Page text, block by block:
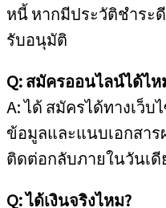
หนี้ หากมีประวัติชำระ
รับอนุมัติ
Q: สมัครออนไลน์ได้ไห
A: ได้ สมัครได้ทางเว็บ
ข้อมูลและแนบเอกสาร
ติดต่อกลับภายในวันเดี
Q: ได้เงินจริงไหม?